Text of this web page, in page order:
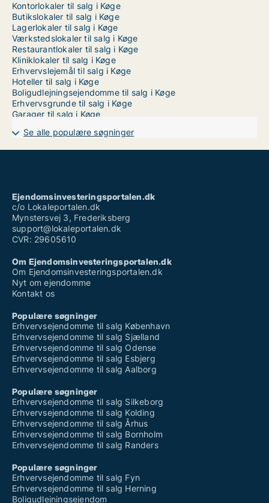
Kontorlokaler til salg i Køge
Butikslokaler til salg i Køge
Lagerlokaler til salg i Køge
Værkstedslokaler til salg i Køge
Restaurantlokaler til salg i Køge
Kliniklokaler til salg i Køge
Erhvervslejemål til salg i Køge
Hoteller til salg i Køge
Boligudlejningsejendomme til salg i Køge
Erhvervsgrunde til salg i Køge
Garager til salg i Køge
Se alle populære søgninger
Ejendomsinvesteringsportalen.dk
c/o Lokaleportalen.dk
Mynstersvej 3, Frederiksberg
support@lokaleportalen.dk
CVR: 29605610
Om Ejendomsinvesteringsportalen.dk
Om Ejendomsinvesteringsportalen.dk
Nyt om ejendomme
Kontakt os
Populære søgninger
Erhvervsejendomme til salg København
Erhvervsejendomme til salg Sjælland
Erhvervsejendomme til salg Odense
Erhvervsejendomme til salg Esbjerg
Erhvervsejendomme til salg Aalborg
Populære søgninger
Erhvervsejendomme til salg Silkeborg
Erhvervsejendomme til salg Kolding
Erhvervsejendomme til salg Århus
Erhvervsejendomme til salg Bornholm
Erhvervsejendomme til salg Randers
Populære søgninger
Erhvervsejendomme til salg Fyn
Erhvervsejendomme til salg Herning
Boligudlejningsejendom